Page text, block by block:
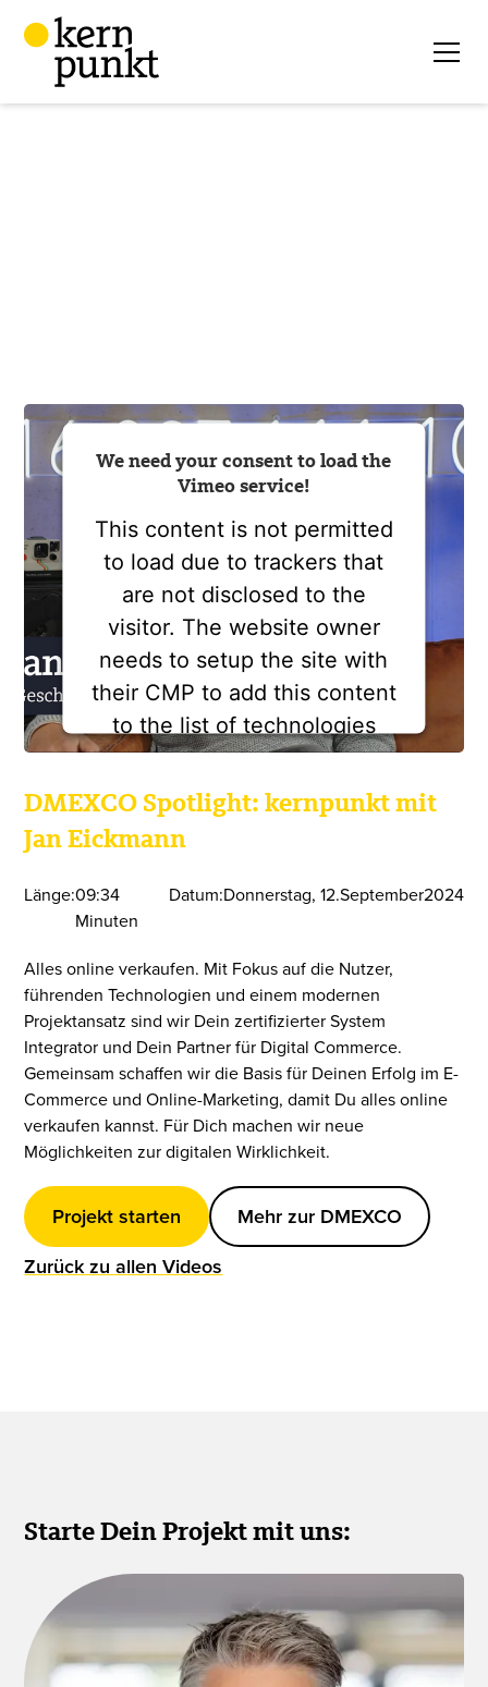
We need your consent to load the
Vimeo service!
This content is not permitted
to load due to trackers that
are not disclosed to the
visitor. The website owner
needs to setup the site with
their CMP to add this content
to the list of technologies
used.
Management Platform
DMEXCO Spotlight: kernpunkt mit
Jan Eickmann
Länge:09:34
Minuten
Datum:Donnerstag, 12.September2024
Alles online verkaufen. Mit Fokus auf die Nutzer,
führenden Technologien und einem modernen
Projektansatz sind wir Dein zertifizierter System
Integrator und Dein Partner für Digital Commerce.
Gemeinsam schaffen wir die Basis für Deinen Erfolg im E-
Commerce und Online-Marketing, damit Du alles online
verkaufen kannst. Für Dich machen wir neue
Möglichkeiten zur digitalen Wirklichkeit.
Projekt starten
Mehr zur DMEXCO
Zurück zu allen Videos
Starte Dein Projekt mit uns: